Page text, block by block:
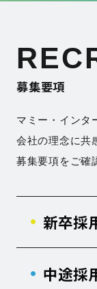
募集要項
マミー・インタ
会社の理念に共
募集要項をご確
新卒採
中途採